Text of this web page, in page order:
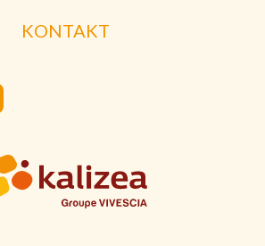
KONTAKT